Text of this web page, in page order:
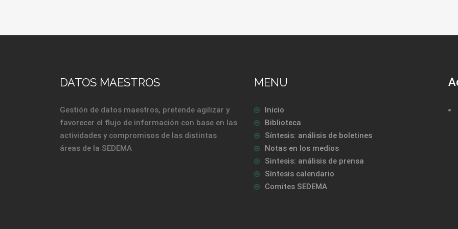
DATOS MAESTROS
Gestión de datos maestros, pretende agilizar y
favorecer el flujo de información con base en las
actividades y compromisos de las distintas
áreas de la SEDEMA
MENU
Inicio
Biblioteca
Síntesis: análisis de boletines
Notas en los medios
Sintesis: análisis de prensa
Síntesis calendario
Comites SEDEMA